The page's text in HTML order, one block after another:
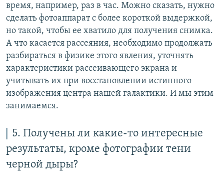
время, например, раз в час. Можно сказать, нужно
сделать фотоаппарат с более короткой выдержкой,
но такой, чтобы ее хватило для получения снимка.
А что касается рассеяния, необходимо продолжать
разбираться в физике этого явления, уточнять
характеристики рассеивающего экрана и
учитывать их при восстановлении истинного
изображения центра нашей галактики. И мы этим
занимаемся.
5. Получены ли какие-то интересные
результаты, кроме фотографии тени
черной дыры?